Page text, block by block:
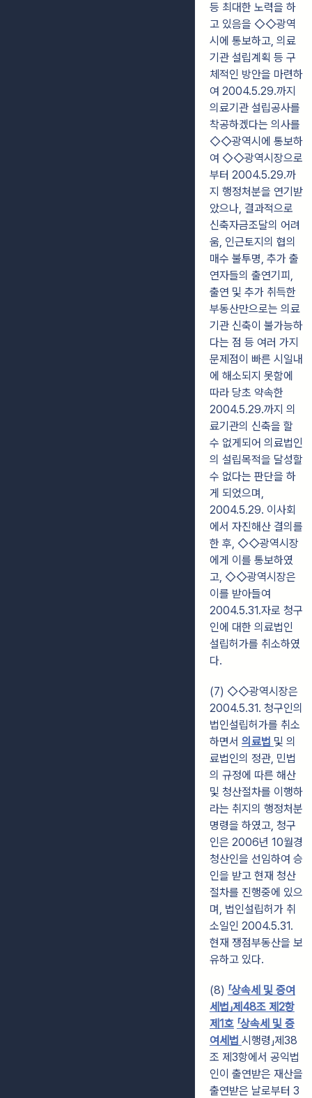
등 최대한 노력을 하
고 있음을 ◇◇광역
시에 통보하고, 의료
기관 설립계획 등 구
체적인 방안을 마련하
여 2004.5.29.까지
의료기관 설립공사를
착공하겠다는 의사를
◇◇광역시에 통보하
여 ◇◇광역시장으로
부터 2004.5.29.까
지 행정처분을 연기받
았으나, 결과적으로
신축자금조달의 어려
움, 인근토지의 협의
매수 불투명, 추가 출
연자들의 출연기피,
출연 및 추가 취득한
부동산만으로는 의료
기관 신축이 불가능하
다는 점 등 여러 가지
문제점이 빠른 시일내
에 해소되지 못함에
따라 당초 약속한
2004.5.29.까지 의
료기관의 신축을 할
수 없게되어 의료법인
의 설립목적을 달성할
수 없다는 판단을 하
게 되었으며,
2004.5.29. 이사회
에서 자진해산 결의를
한 후, ◇◇광역시장
에게 이를 통보하였
고, ◇◇광역시장은
이를 받아들여
2004.5.31.자로 청구
인에 대한 의료법인
설립허가를 취소하였
다.
(7) ◇◇광역시장은
2004.5.31. 청구인의
법인설립허가를 취소
하면서 의료법 및 의
료법인의 정관, 민법
의 규정에 따른 해산
및 청산절차를 이행하
라는 취지의 행정처분
명령을 하였고, 청구
인은 2006년 10월경
청산인을 선임하여 승
인을 받고 현재 청산
절차를 진행중에 있으
며, 법인설립허가 취
소일인 2004.5.31.
현재 쟁점부동산을 보
유하고 있다.
(8) 「상속세 및 증여
세법」제48조 제2항
제1호 「상속세 및 증
여세법 시행령」제38
조 제3항에서 공익법
인이 출연받은 재산을
출연받은 날로부터 3